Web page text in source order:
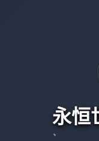
永恒